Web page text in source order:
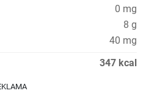
0 mg
8 g
40 mg
347 kcal